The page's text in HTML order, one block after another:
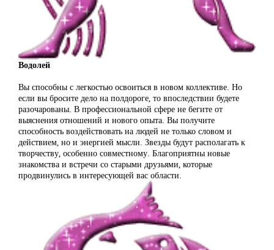
Водолей
Вы способны с легкостью освоиться в новом коллективе. Но
если вы бросите дело на полдороге, то впоследствии будете
разочарованы. В профессиональной сфере не бегите от
выяснения отношений и нового опыта. Вы получите
способность воздействовать на людей не только словом и
действием, но и энергией мысли. Звезды будут располагать к
творчеству, особенно совместному. Благоприятны новые
знакомства и встречи со старыми друзьями, которые
продвинулись в интересующей вас области.